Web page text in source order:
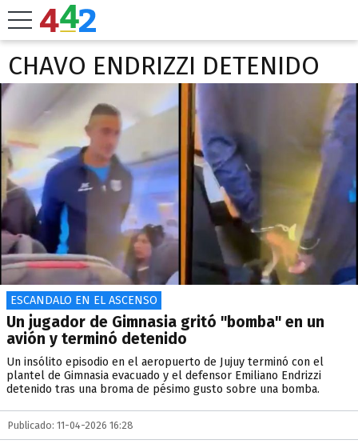
CHAVO ENDRIZZI DETENIDO
ESCANDALO EN EL ASCENSO
Un jugador de Gimnasia gritó "bomba" en un
avión y terminó detenido
Un insólito episodio en el aeropuerto de Jujuy terminó con el
plantel de Gimnasia evacuado y el defensor Emiliano Endrizzi
detenido tras una broma de pésimo gusto sobre una bomba.
Publicado: 11-04-2026 16:28